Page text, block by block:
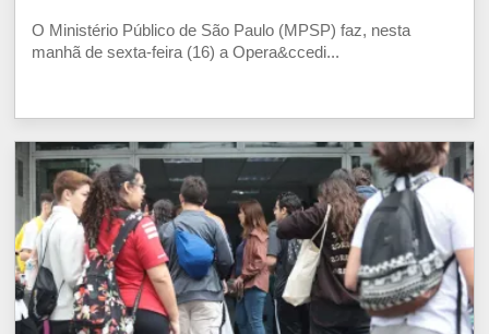
O Ministério Público de São Paulo (MPSP) faz, nesta
manhã de sexta-feira (16) a Opera&ccedi...